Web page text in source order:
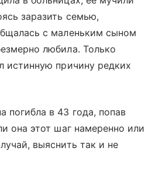
заразить семью,
с маленьким сыном
любила. Только
истинную причину редких
погибла в 43 года, попав
она этот шаг намеренно или
выяснить так и не